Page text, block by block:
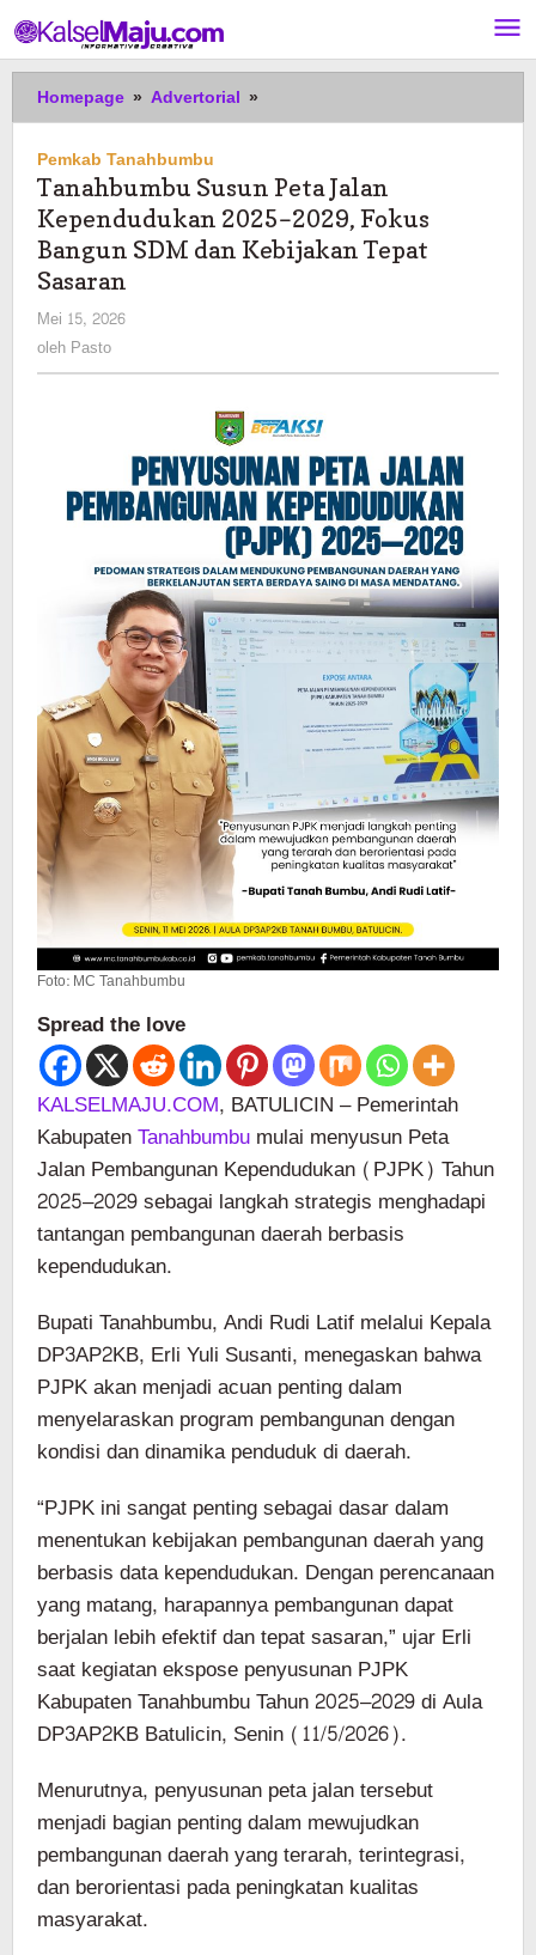
ke
konten
Homepage » Advertorial »
Susun
Jalan
Kependudukan
2025–
2029,
Fokus
Kebijakan
Sasaran
Pemkab Tanahbumbu
Tanahbumbu Susun Peta Jalan
Kependudukan 2025–2029, Fokus
Bangun SDM dan Kebijakan Tepat
Sasaran
Mei 15, 2026
oleh Pasto
Foto: MC Tanahbumbu
Spread the love
KALSELMAJU.COM, BATULICIN – Pemerintah
KabupatenTanahbumbumulai menyusun Peta
Jalan Pembangunan Kependudukan (PJPK) Tahun
2025–2029 sebagai langkah strategis menghadapi
tantangan pembangunan daerah berbasis
kependudukan.
Bupati Tanahbumbu, Andi Rudi Latif melalui Kepala
DP3AP2KB, Erli Yuli Susanti, menegaskan bahwa
PJPK akan menjadi acuan penting dalam
menyelaraskan program pembangunan dengan
kondisi dan dinamika penduduk di daerah.
“PJPK ini sangat penting sebagai dasar dalam
menentukan kebijakan pembangunan daerah yang
berbasis data kependudukan. Dengan perencanaan
yang matang, harapannya pembangunan dapat
berjalan lebih efektif dan tepat sasaran,” ujar Erli
saat kegiatan ekspose penyusunan PJPK
Kabupaten Tanahbumbu Tahun 2025–2029 di Aula
DP3AP2KB Batulicin, Senin (11/5/2026).
Menurutnya, penyusunan peta jalan tersebut
menjadi bagian penting dalam mewujudkan
pembangunan daerah yang terarah, terintegrasi,
dan berorientasi pada peningkatan kualitas
masyarakat.